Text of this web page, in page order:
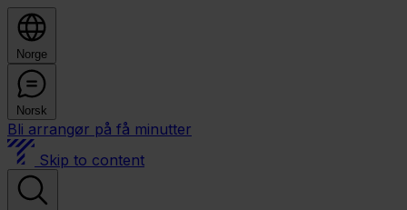
Norge
Norsk
Bli arrangør på få minutter
Skip to content